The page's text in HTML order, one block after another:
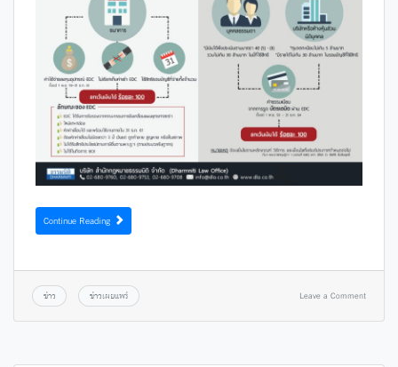
Continue Reading
ข่าว ข่าวเผยแพร่ Leave a Comment